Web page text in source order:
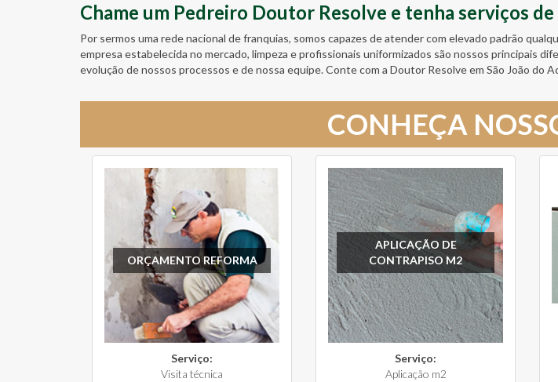
Chame um Pedreiro Doutor Resolve e tenha serviços
Por sermos uma rede nacional de franquias, somos capazes de atender com elevado padrão
empresa estabelecida no mercado, limpeza e profissionais uniformizados são nossos principais
evolução de nossos processos e de nossa equipe. Conte com a Doutor Resolve em São João do
CONHEÇA
ORÇAMENTO REFORMA
Serviço:
Visita técnica
APLICAÇÃO DE
CONTRAPISO M2
Serviço:
Aplicação m2